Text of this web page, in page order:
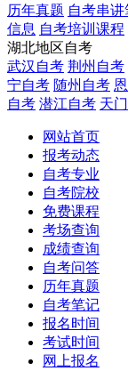
历年真题 自考串讲
信息 自考培训课程
湖北地区自考
武汉自考 荆州自考
宁自考 随州自考
自考 潜江自考 天
网站首页
报考动态
自考专业
自考院校
免费课程
考场查询
成绩查询
自考问答
历年真题
自考笔记
报名时间
考试时间
网上报名